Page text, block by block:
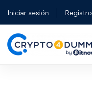
Iniciar sesión Registro